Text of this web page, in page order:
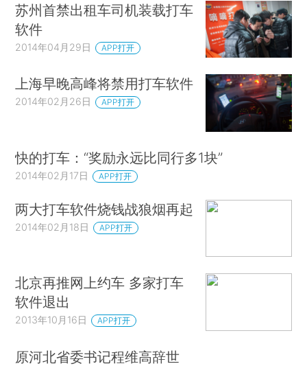
苏州首禁出租车司机装载打车
软件
2014年04月29日 APP打开
上海早晚高峰将禁用打车软件
2014年02月26日 APP打开
快的打车：“奖励永远比同行多1块”
2014年02月17日 APP打开
两大打车软件烧钱战狼烟再起
2014年02月18日 APP打开
北京再推网上约车 多家打车
软件退出
2013年10月16日 APP打开
原河北省委书记程维高辞世